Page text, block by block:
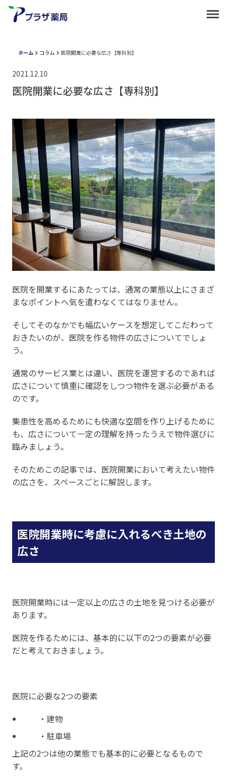
ホーム コラム 医院開業に必要な広さ【専科別】
2021.12.10
医院開業に必要な広さ【専科別】
医院を開業するにあたっては、通常の業態以上にさまざ
まなポイントへ気を遣わなくてはなりません。
そしてそのなかでも幅広いケースを想定してこだわって
おきたいのが、医院を作る物件の広さについてでしょ
う。
通常のサービス業とは違い、医院を運営するのであれば
広さについて慎重に確認をしつつ物件を選ぶ必要がある
のです。
集患性を高めるためにも快適な空間を作り上げるために
も、広さについて一定の理解を持ったうえで物件選びに
臨みましょう。
そのためこの記事では、医院開業において考えたい物件
の広さを、スペースごとに解説します。
医院開業時に考慮に入れるべき土地の
広さ
医院開業時には一定以上の広さの土地を見つける必要が
あります。
医院を作るためには、基本的に以下の2つの要素が必要
だと考えておきましょう。
医院に必要な2つの要素
・建物
・駐車場
上記の2つは他の業態でも基本的に必要となるもので
す。